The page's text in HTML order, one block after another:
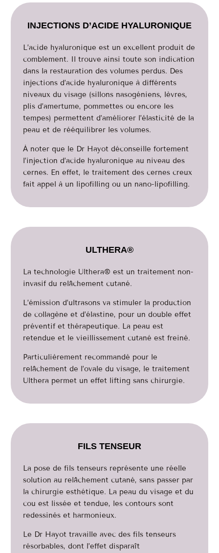
INJECTIONS D’ACIDE HYALURONIQUE
L’acide hyaluronique est un excellent produit de
comblement. Il trouve ainsi toute son indication
dans la restauration des volumes perdus. Des
injections d’acide hyaluronique à différents
niveaux du visage (sillons nasogéniens, lèvres,
plis d’amertume, pommettes ou encore les
tempes) permettent d’améliorer l’élasticité de la
peau et de rééquilibrer les volumes.
Ȧ noter que le Dr Hayot déconseille fortement
l’injection d’acide hyaluronique au niveau des
cernes. En effet, le traitement des cernes creux
fait appel à un lipofilling ou un nano-lipofilling.
ULTHERA®
La technologie Ulthera® est un traitement non-
invasif du relâchement cutané.
L’émission d’ultrasons va stimuler la production
de collagène et d’élastine, pour un double effet
préventif et thérapeutique. La peau est
retendue et le vieillissement cutané est freiné.
Particulièrement recommandé pour le
relâchement de l’ovale du visage, le traitement
Ulthera permet un effet lifting sans chirurgie.
FILS TENSEUR
La pose de fils tenseurs représente une réelle
solution au relâchement cutané, sans passer par
la chirurgie esthétique. La peau du visage et du
cou est lissée et tendue, les contours sont
redessinés et harmonieux.
Le Dr Hayot travaille avec des fils tenseurs
résorbables, dont l’effet disparaît